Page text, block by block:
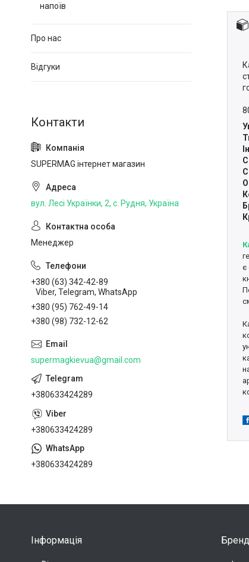
є
напоїв
Про нас
Відгуки
SUPERMAG інтернет магазин
вул. Лесі Українки, 2, с. Рудня, Україна
Менеджер
+380 (63) 342-42-89
Viber, Telegram, WhatsApp
+380 (95) 762-49-14
+380 (98) 732-12-62
supermagkievua@gmail.com
+380633424289
+380633424289
+380633424289
Інформація